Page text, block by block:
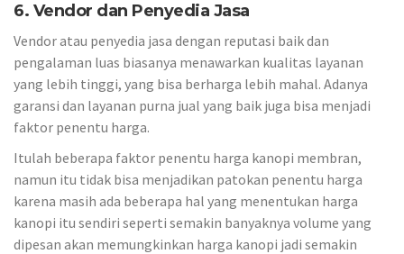
6. Vendor dan Penyedia Jasa
Vendor atau penyedia jasa dengan reputasi baik dan
pengalaman luas biasanya menawarkan kualitas layanan
yang lebih tinggi, yang bisa berharga lebih mahal. Adanya
garansi dan layanan purna jual yang baik juga bisa menjadi
faktor penentu harga.
Itulah beberapa faktor penentu harga kanopi membran,
namun itu tidak bisa menjadikan patokan penentu harga
karena masih ada beberapa hal yang menentukan harga
kanopi itu sendiri seperti semakin banyaknya volume yang
dipesan akan memungkinkan harga kanopi jadi semakin